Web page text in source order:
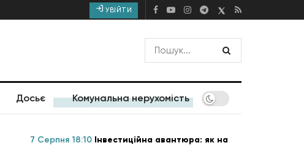
УВІЙТИ
Досьє Комунальна нерухомість
7 Серпня 18:10 Інвестиційна авантюра: як на